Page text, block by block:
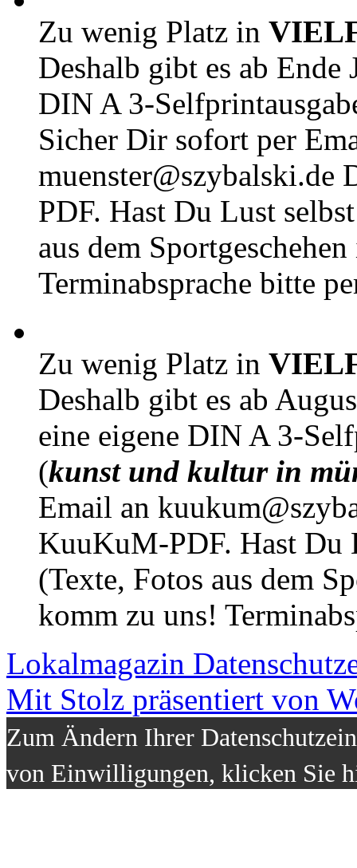
Zu wenig Platz in
Deshalb gibt es ab Ende
DIN A 3-
Sicher Dir sofort per
muenster@szybalski.de
PDF. Hast Du Lust
aus dem
Terminabsprache bitte
Zu wenig Platz in
Deshalb gibt es ab
eine eigene DIN A 3-
(kunst und kultur in
Email an
KuuKuM-PDF. Hast Du
(Texte, Fotos aus dem
komm zu uns!
Lokalmagazin
Mit Stolz präsentiert von
Zum Ändern Ihrer
von Einwilligungen, klicken Sie